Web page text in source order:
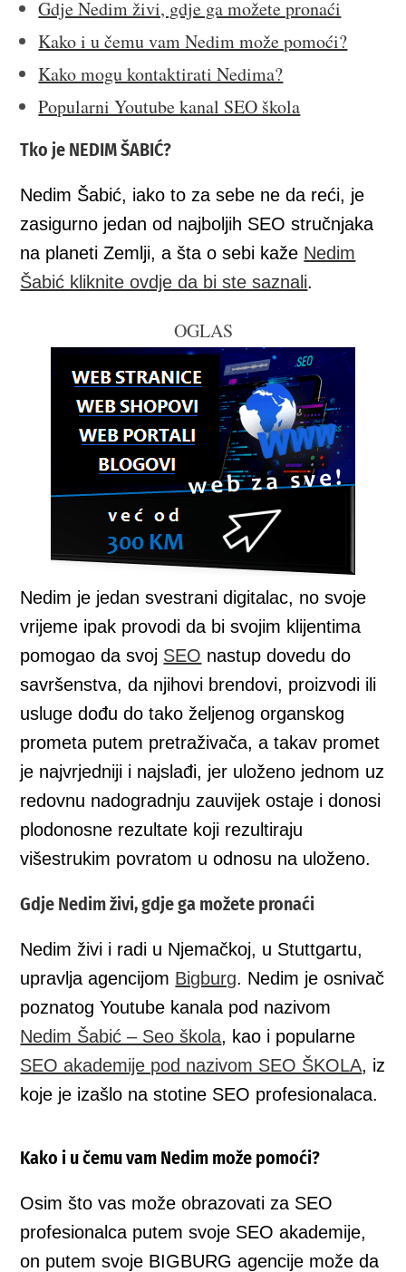
Gdje Nedim živi, gdje ga možete pronaći
Kako i u čemu vam Nedim može pomoći?
Kako mogu kontaktirati Nedima?
Popularni Youtube kanal SEO škola
Tko je NEDIM ŠABIĆ?
Nedim Šabić, iako to za sebe ne da reći, je
zasigurno jedan od najboljih SEO stručnjaka
na planeti Zemlji, a šta o sebi kaže Nedim
Šabić kliknite ovdje da bi ste saznali.
OGLAS
Nedim je jedan svestrani digitalac, no svoje
vrijeme ipak provodi da bi svojim klijentima
pomogao da svoj SEO nastup dovedu do
savršenstva, da njihovi brendovi, proizvodi ili
usluge dođu do tako željenog organskog
prometa putem pretraživača, a takav promet
je najvrjedniji i najslađi, jer uloženo jednom uz
redovnu nadogradnju zauvijek ostaje i donosi
plodonosne rezultate koji rezultiraju
višestrukim povratom u odnosu na uloženo.
Gdje Nedim živi, gdje ga možete pronaći
Nedim živi i radi u Njemačkoj, u Stuttgartu,
upravlja agencijom Bigburg. Nedim je osnivač
poznatog Youtube kanala pod nazivom
Nedim Šabić – Seo škola, kao i popularne
SEO akademije pod nazivom SEO ŠKOLA, iz
koje je izašlo na stotine SEO profesionalaca.
Kako i u čemu vam Nedim može pomoći?
Osim što vas može obrazovati za SEO
profesionalca putem svoje SEO akademije,
on putem svoje BIGBURG agencije može da